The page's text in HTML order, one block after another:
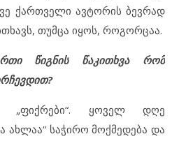
ქართველი ავტორის ბევრად
თუმცა იყოს, როგორცაა.
წიგნის წაკითხვა რომ
?
„ფიქრები“. ყოველ დღე
ახლაა“ საჭირო მოქმედება და